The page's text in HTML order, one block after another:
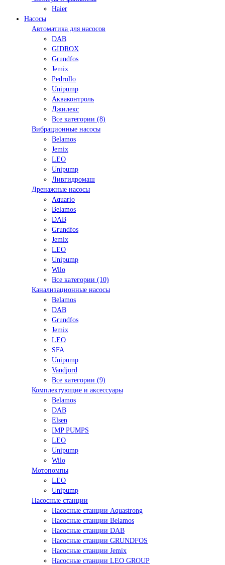
Haier
Насосы
Автоматика для насосов
DAB
GIDROX
Grundfos
Jemix
Pedrollo
Unipump
Акваконтроль
Джилекс
Все категории (8)
Вибрационные насосы
Belamos
Jemix
LEO
Unipump
Ливгидромаш
Дренажные насосы
Aquario
Belamos
DAB
Grundfos
Jemix
LEO
Unipump
Wilo
Все категории (10)
Канализационные насосы
Belamos
DAB
Grundfos
Jemix
LEO
SFA
Unipump
Vandjord
Все категории (9)
Комплектующие и аксессуары
Belamos
DAB
Elsen
IMP PUMPS
LEO
Unipump
Wilo
Мотопомпы
LEO
Unipump
Насосные станции
Насосные станции Aquastrong
Насосные станции Belamos
Насосные станции DAB
Насосные станции GRUNDFOS
Насосные станции Jemix
Насосные станции LEO GROUP